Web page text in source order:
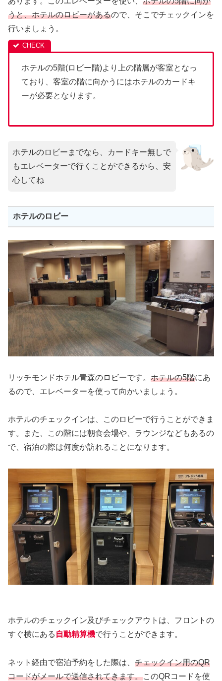
うと、ホテルのロビーがあるので、そこでチェックインを
行いましょう。
ホテルの5階(ロビー階)より上の階層が客室となっ
ており、客室の階に向かうにはホテルのカードキ
ーが必要となります。
ホテルのロビーまでなら、カードキー無しで
もエレベーターで行くことができるから、安
心してね
ホテルのロビー
リッチモンドホテル青森のロビーです。 ホテルの5階にあ
るので、エレベーターを使って向かいましょう。
ホテルのチェックインは、このロビーで行うことができま
す。また、この階には朝食会場や、ラウンジなどもあるの
で、宿泊の際は何度か訪れることになります。
ホテルのチェックイン及びチェックアウトは、フロントの
すぐ横にある 自動精算機で行うことができます。
ネット経由で宿泊予約をした際は、 チェックイン用のQR
コードがメールで送信されてきます。このQRコードを使